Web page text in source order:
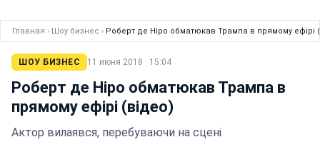
Главная › Шоу бизнес › Роберт де Ніро обматюкав Трампа в прямому ефірі
ШОУ БИЗНЕС 11 июня 2018 · 15:04
Роберт де Ніро обматюкав Трампа в
прямому ефірі (відео)
Актор вилаявся, перебуваючи на сцені